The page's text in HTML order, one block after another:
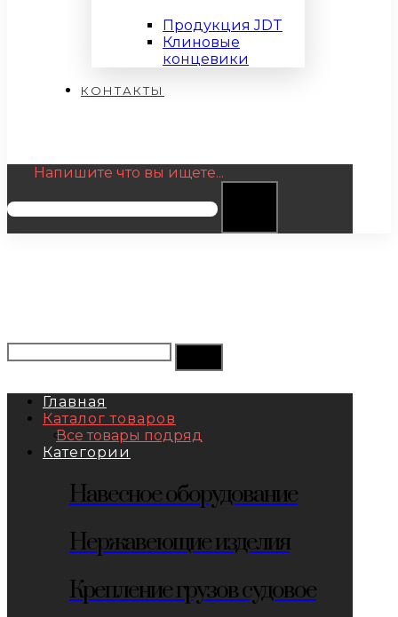
Продукция JDT
Клиновые
концевики
КОНТАКТЫ
Напишите что вы ищете...
Главная
Каталог товаров
Все товары подряд
Категории
Навесное оборудование
Нержавеющие изделия
Крепление грузов судовое